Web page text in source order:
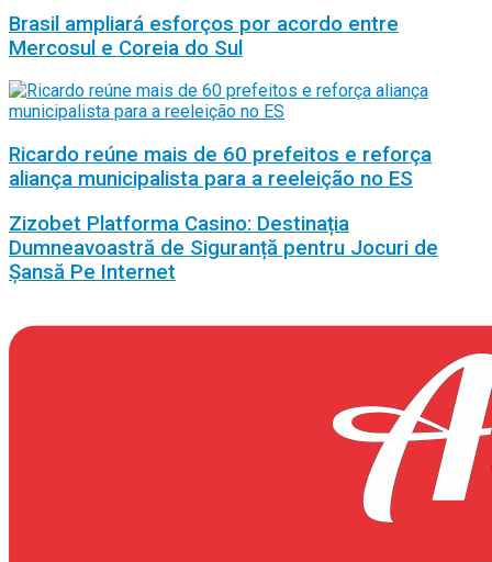
Brasil ampliará esforços por acordo entre
Mercosul e Coreia do Sul
Ricardo reúne mais de 60 prefeitos e reforça
aliança municipalista para a reeleição no ES
Zizobet Platforma Casino: Destinația
Dumneavoastră de Siguranță pentru Jocuri de
Șansă Pe Internet